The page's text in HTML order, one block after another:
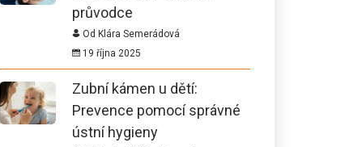
průvodce
Od Klára Semerádová
19 října 2025
Zubní kámen u dětí:
Prevence pomocí správné
ústní hygieny